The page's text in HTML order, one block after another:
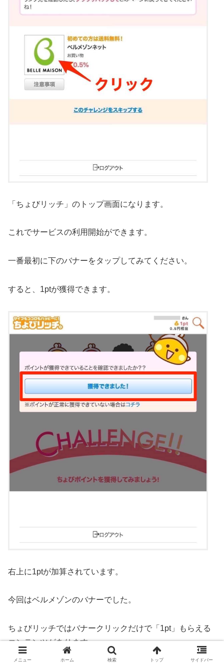
「ちょびリッチ」のトップ画面になります。
これでサービスの利用開始ができます。
一番最初に下のバナーをタップしてみてください。
すると、1ptが獲得できます。
右上に1ptが加算されています。
今回はベルメゾンのバナーでした。
ちょびリッチではバナークリックだけで「1pt」もらえる
コンテンツがあります。
メニュー ホーム 検索 トップ サイドバー